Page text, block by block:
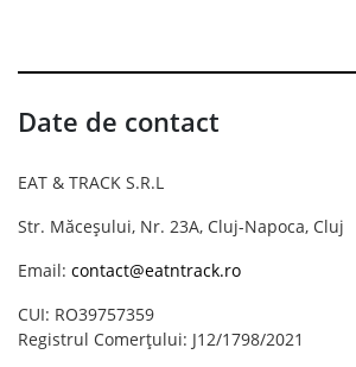
Date de contact
EAT & TRACK S.R.L
Str. Măceșului, Nr. 23A, Cluj-Napoca, Cluj
Email: contact@eatntrack.ro
CUI: RO39757359
Registrul Comerțului: J12/1798/2021